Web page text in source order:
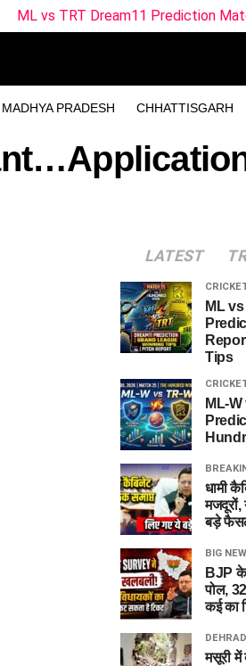
MADHYA PRADESH CHHATTISGARH
Dream11 Prediction Match 25: Pitch
LATEST
ML
Tips
ML-
धामी
बड़े
BIG
BJP के
पोल,
कई का
मसूरी में